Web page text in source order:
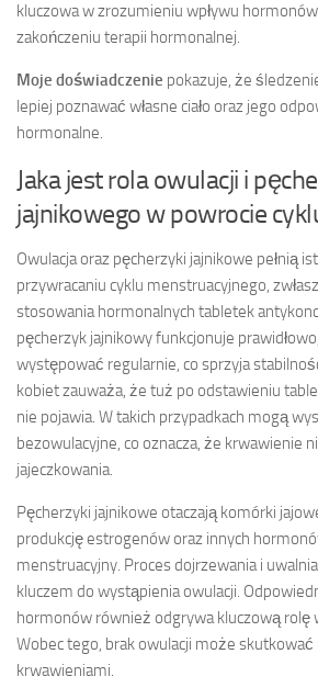
kluczowa w zrozumieniu wpływu
zakończeniu terapii hormonalnej.
Moje doświadczenie pokazuje, że
lepiej poznawać własne ciało oraz jego
hormonalne.
Jaka jest rola owulacji i
jajnikowego w powrocie
Owulacja oraz pęcherzyki jajnikowe pełnią
przywracaniu cyklu menstruacyjnego,
stosowania hormonalnych tabletek
pęcherzyk jajnikowy funkcjonuje
występować regularnie, co sprzyja
kobiet zauważa, że tuż po odstawieniu
nie pojawia. W takich przypadkach mogą
bezowulacyjne, co oznacza, że krwawienie
jajeczkowania.
Pęcherzyki jajnikowe otaczają komórki
produkcję estrogenów oraz innych
menstruacyjny. Proces dojrzewania i
kluczem do wystąpienia owulacji.
hormonów również odgrywa kluczową rolę
Wobec tego, brak owulacji może
krwawieniami.